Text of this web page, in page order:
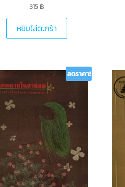
315 ฿
หยิบใส่ตะกร้า
ลดราคา!